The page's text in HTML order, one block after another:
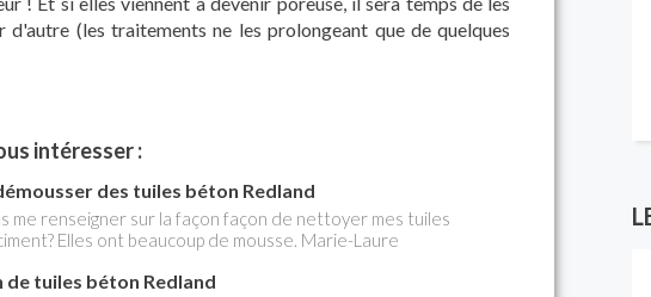
d'autre (les traitements ne les prolongeant que de quelques
intéresser :
des tuiles béton Redland
me renseigner sur la façon façon de nettoyer mes tuiles
Elles ont beaucoup de mousse. Marie-Laure
de tuiles béton Redland